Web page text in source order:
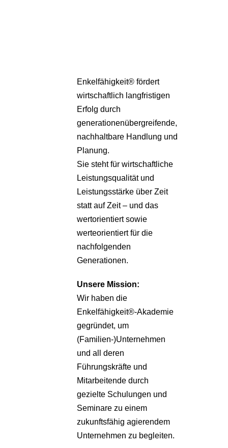
Enkelfähigkeit® fördert
wirtschaftlich langfristigen
Erfolg durch
generationenübergreifende,
nachhaltbare Handlung und
Planung.
Sie steht für wirtschaftliche
Leistungsqualität und
Leistungsstärke über Zeit
statt auf Zeit – und das
wertorientiert sowie
werteorientiert für die
nachfolgenden
Generationen.
Unsere Mission:
Wir haben die
Enkelfähigkeit®-Akademie
gegründet, um
(Familien-)Unternehmen
und all deren
Führungskräfte und
Mitarbeitende durch
gezielte Schulungen und
Seminare zu einem
zukunftsfähig agierendem
Unternehmen zu begleiten.